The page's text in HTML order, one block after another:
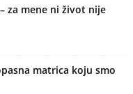
za mene ni život nije
matrica koju smo